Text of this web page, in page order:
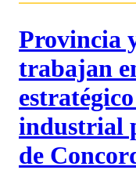
Provincia
trabajan
industrial
de